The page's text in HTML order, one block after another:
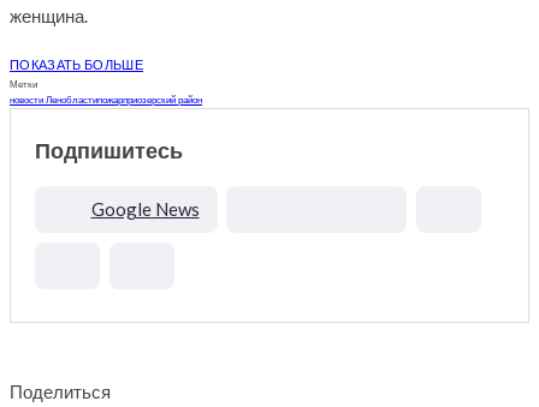
женщина.
ПОКАЗАТЬ БОЛЬШЕ
Метки
новости Ленобластипожарприозерский район
Подпишитесь
Google News
Поделиться